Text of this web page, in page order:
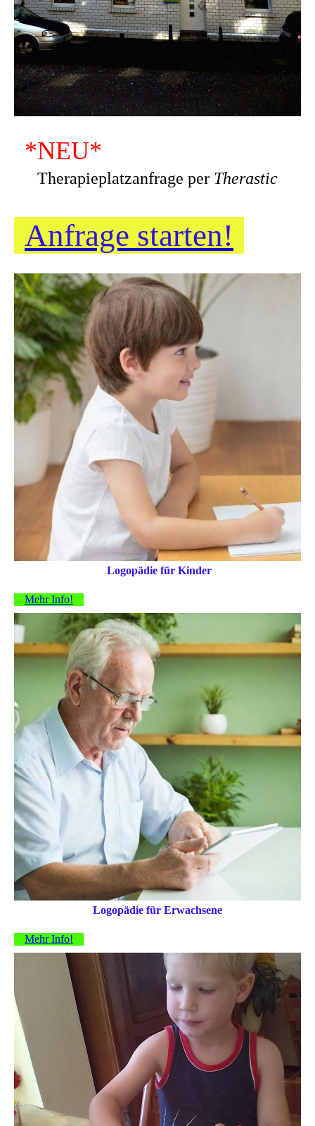
*NEU*
Therapieplatzanfrage per Therastic
Anfrage starten!
Logopädie für Kinder
Mehr Info!
Logopädie für Erwachsene
Mehr Info!